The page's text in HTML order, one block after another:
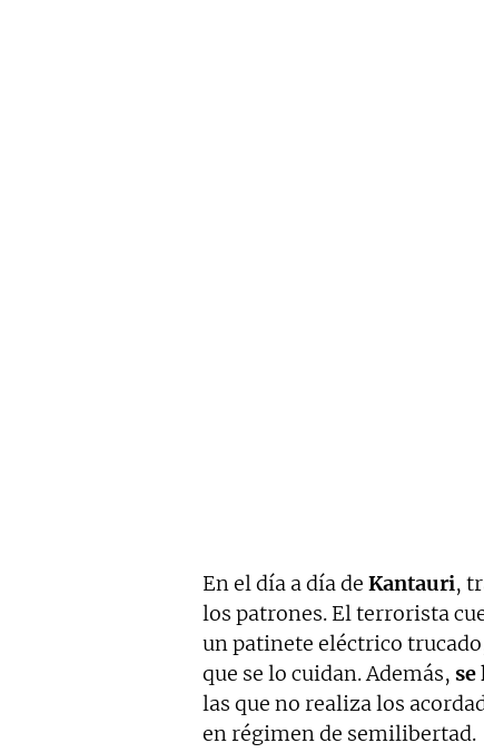
En el día a día de Kantauri,
los patrones. El terrorista
un patinete eléctrico
que se lo cuidan. Además, se
las que no realiza los
en régimen de semilibertad.